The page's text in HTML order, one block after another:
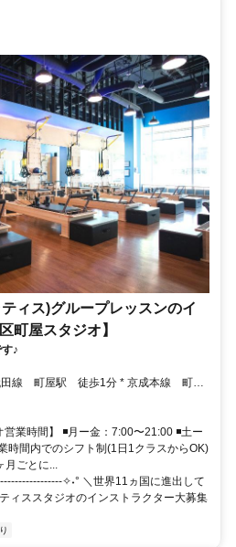
ィス)グループレッスンのイ
町屋スタジオ】
♪
業時間】 ◾️月ー金：7:00〜21:00 ◾️土ー
時間内でのシフト制(1日1クラスからOK)
ごとに...
✧˖° ＼世界11ヵ国に進出して
ィススタジオのインストラクター大募集